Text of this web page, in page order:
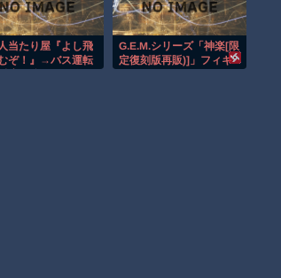
当たり屋『よし飛
ぞ！』→バス運転
G.E.M.シリーズ「神楽[限
定復刻版再販)]」フィギ